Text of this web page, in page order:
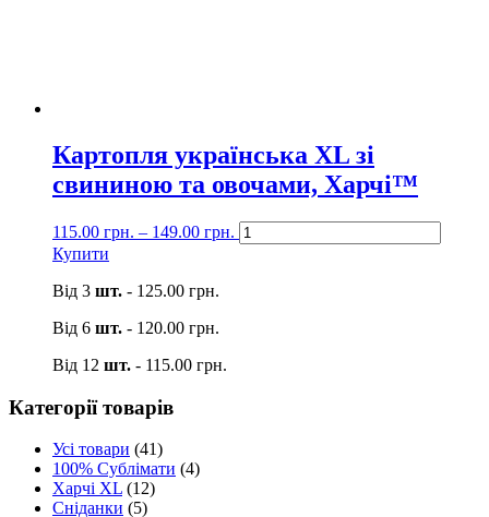
Картопля українська XL зі
свининою та овочами, Харчі™
115.00 грн. – 149.00 грн.
Купити
Від 3 шт. - 125.00 грн.
Від 6 шт. - 120.00 грн.
Від 12 шт. - 115.00 грн.
Категорії товарів
Усі товари (41)
100% Сублімати (4)
Харчі XL (12)
Сніданки (5)